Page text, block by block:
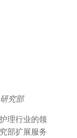
究部
理行业的领
部扩展服务